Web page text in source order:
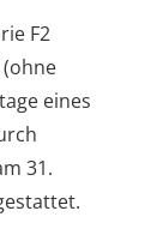
F2
eines
31.